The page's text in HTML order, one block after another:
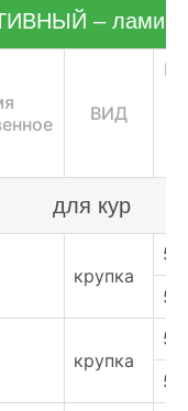
–
ВИД
для кур
крупка
крупка